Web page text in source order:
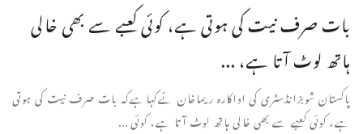
بات صرف نیت کی ہوتی ہے، کوئی کعبے سے بھی خالی
ہاتھ لوٹ آتا ہے، ...
پاکستان شوبزانڈسٹری کی اداکارہ ریماخان نےکہاہےکہ بات صرف نیت کی ہوتی
ہے، کوئی کعبے سے بھی خالی ہاتھ لوٹ آتا ہے، کوئی ...